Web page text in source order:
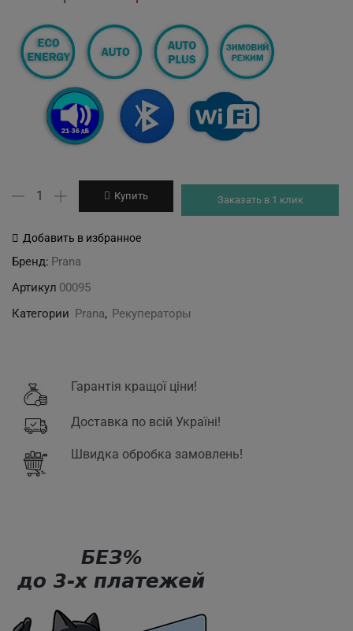
was:
24'756 грн.
is:
21'264 грн.
Количество
Рекуператор
200G
ECO
ENERGY
Купить Заказать в 1 клик
Добавить в избранное
Бренд: Prana
Артикул 00095
Категории Prana, Рекуператоры
Гарантія кращої ціни!
Доставка по всій Україні!
Швидка обробка замовлень!